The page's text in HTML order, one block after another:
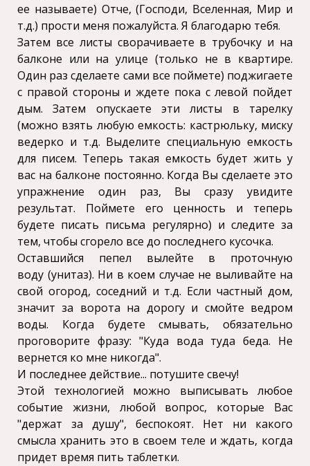
ее называете) Отче, (Господи, Вселенная, Мир и
т.д.) прости меня пожалуйста. Я благодарю тебя.
Затем все листы сворачиваете в трубочку и на
балконе или на улице (только не в квартире.
Один раз сделаете сами все поймете) поджигаете
с правой стороны и ждете пока с левой пойдет
дым. Затем опускаете эти листы в тарелку
(можно взять любую емкость: кастрюльку, миску
ведерко и т.д. Выделите специальную емкость
для писем. Теперь такая емкость будет жить у
вас на балконе постоянно. Когда Вы сделаете это
упражнение один раз, Вы сразу увидите
результат. Поймете его ценность и теперь
будете писать письма регулярно) и следите за
тем, чтобы сгорело все до последнего кусочка.
Оставшийся пепел вылейте в проточную
воду (унитаз). Ни в коем случае не выливайте на
свой огород, соседний и т.д. Если частный дом,
значит за ворота на дорогу и смойте ведром
воды. Когда будете смывать, обязательно
проговорите фразу: "Куда вода туда беда. Не
вернется ко мне никогда".
И последнее действие... потушите свечу!
Этой технологией можно выписывать любое
событие жизни, любой вопрос, которые Вас
"держат за душу", беспокоят. Нет ни какого
смысла хранить это в своем теле и ждать, когда
придет время пить таблетки.